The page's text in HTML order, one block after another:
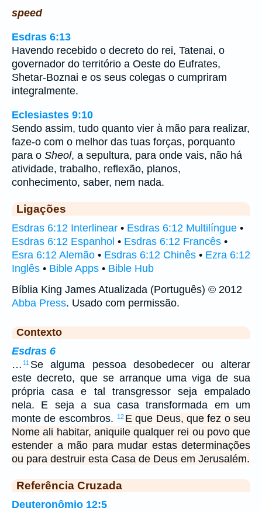
speed
Esdras 6:13
Havendo recebido o decreto do rei, Tatenai, o
governador do território a Oeste do Eufrates,
Shetar-Boznai e os seus colegas o cumpriram
integralmente.
Eclesiastes 9:10
Sendo assim, tudo quanto vier à mão para realizar,
faze-o com o melhor das tuas forças, porquanto
para o Sheol, a sepultura, para onde vais, não há
atividade, trabalho, reflexão, planos,
conhecimento, saber, nem nada.
Ligações
Esdras 6:12 Interlinear • Esdras 6:12 Multilíngue •
Esdras 6:12 Espanhol • Esdras 6:12 Francês •
Esra 6:12 Alemão • Esdras 6:12 Chinês • Ezra 6:12
Inglês • Bible Apps • Bible Hub
Bíblia King James Atualizada (Português) © 2012
Abba Press. Usado com permissão.
Contexto
Esdras 6
… 11 Se alguma pessoa desobedecer ou alterar
este decreto, que se arranque uma viga de sua
própria casa e tal transgressor seja empalado
nela. E seja a sua casa transformada em um
monte de escombros.
12 E que Deus, que fez o seu
Nome ali habitar, aniquile qualquer rei ou povo que
estender a mão para mudar estas determinações
ou para destruir esta Casa de Deus em Jerusalém.
Referência Cruzada
Deuteronômio 12:5